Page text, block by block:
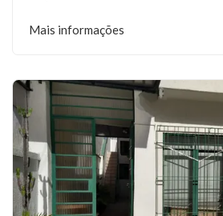
Mais informações